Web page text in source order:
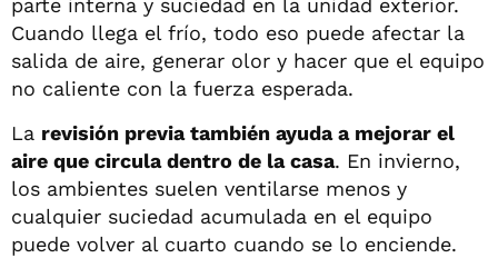
parte interna y suciedad en la unidad exterior.
Cuando llega el frío, todo eso puede afectar la
salida de aire, generar olor y hacer que el equipo
no caliente con la fuerza esperada.
La revisión previa también ayuda a mejorar el
aire que circula dentro de la casa. En invierno,
los ambientes suelen ventilarse menos y
cualquier suciedad acumulada en el equipo
puede volver al cuarto cuando se lo enciende.